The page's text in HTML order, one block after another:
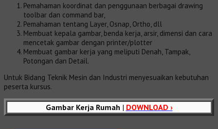
Pemahaman koordinat dan penggunaan berbagai drawing
toolbar dan command bar,
Pemahaman tentang Layer, Osnap, Ortho, dll
Membuat kepala gambar, benda kerja, arsir, dimensi dan cara
mencetak gambar dengan printer/plotter
Membuat gambar kerja yang meliputi Denah, Tampak,
Potongan dan Detail.
Untuk Bidang Teknik Mesin dan Industri menyesuaikan kebutuhan
peserta kursus.
Gambar Kerja Rumah | DOWNLOAD ›